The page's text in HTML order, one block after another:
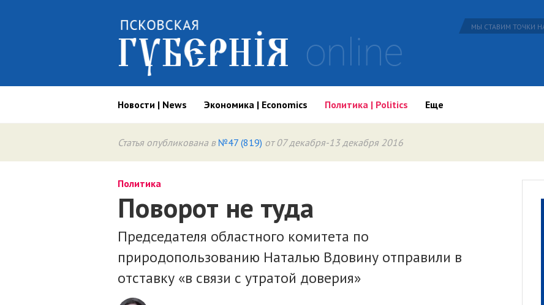
МЫ СТАВИМ ТОЧКИ
Новости | News Экономика | Economics Политика | Politics Еще
Статья опубликована в №47 (819) от 07 декабря-13 декабря 2016
Политика
Поворот не туда
Председателя областного комитета по
природопользованию Наталью Вдовину отправили в
отставку «в связи с утратой доверия»